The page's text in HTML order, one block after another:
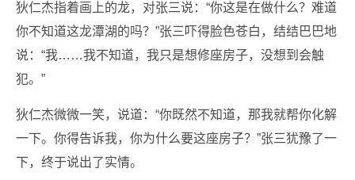
狄仁杰指着画上的龙，对张三说：“你这是在做什么？难道
你不知道这龙潭湖的吗？”张三吓得脸色苍白，结结巴巴地
说：“我……我不知道，我只是想修座房子，没想到会触
犯。”
狄仁杰微微一笑，说道：“你既然不知道，那我就帮你化解
一下。你得告诉我，你为什么要这座房子？”张三犹豫了一
下，终于说出了实情。